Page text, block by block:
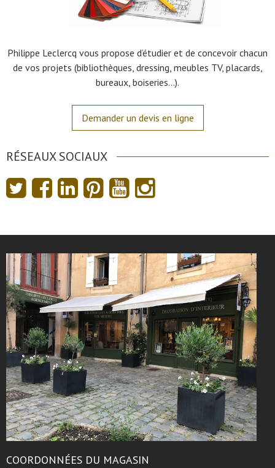
Philippe Leclercq vous propose d’étudier et de concevoir chacun
de vos projets (bibliothèques, dressing, meubles TV, placards,
bureaux, boiseries…).
Demander un devis en ligne
RÉSEAUX SOCIAUX
COORDONNÉES DU MAGASIN